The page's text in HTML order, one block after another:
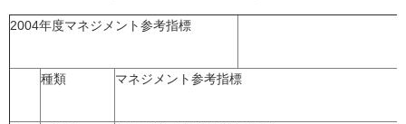
2004年度マネジメント参考指標
種類 マネジメント参考指標